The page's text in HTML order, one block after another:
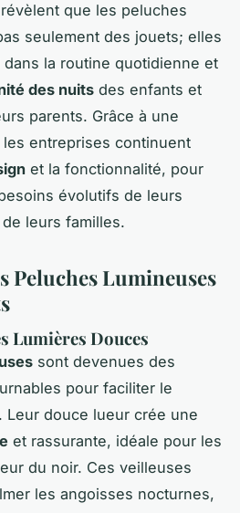
que les peluches
seulement des jouets; elles
la routine quotidienne et
des nuits des enfants et
parents. Grâce à une
entreprises continuent
et la fonctionnalité, pour
évolutifs de leurs
leurs familles.
Peluches Lumineuses
Lumières Douces
sont devenues des
pour faciliter le
Leur douce lueur crée une
et rassurante, idéale pour les
du noir. Ces veilleuses
les angoisses nocturnes,